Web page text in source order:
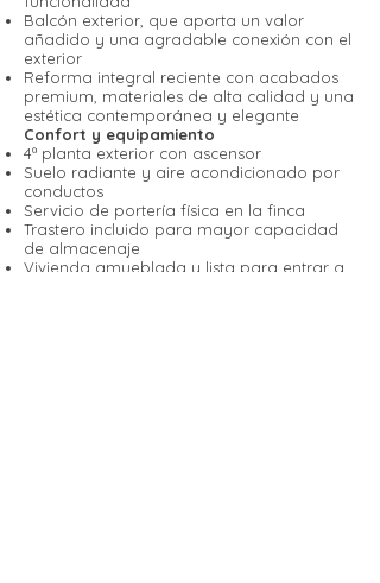
Balcón exterior, que aporta un valor
añadido y una agradable conexión con el
exterior
Reforma integral reciente con acabados
premium, materiales de alta calidad y una
estética contemporánea y elegante
Confort y equipamiento
4ª planta exterior con ascensor
Suelo radiante y aire acondicionado por
conductos
Servicio de portería física en la finca
Trastero incluido para mayor capacidad
de almacenaje
Vivienda amueblada y lista para entrar a